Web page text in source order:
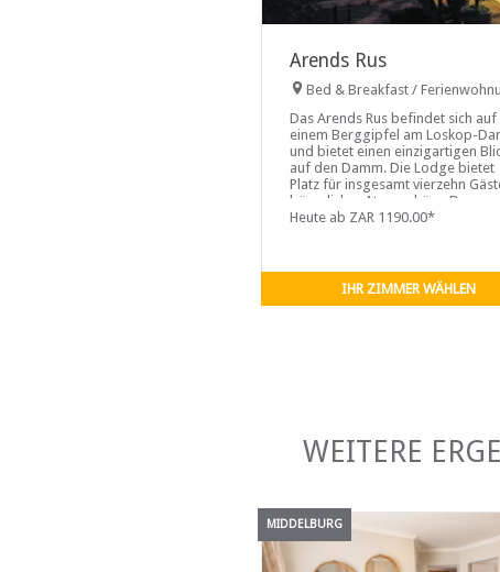
Arends Rus
Bed & Breakfast /
Das Arends Rus befindet sich auf
einem Berggipfel am Loskop-
und bietet einen einzigartigen
auf den Damm. Die Lodge bietet
Platz für insgesamt vierzehn
bäuerlicher Atmosphäre. Der
Loskop-Damm ist eine
Nelspruit und den umliegenden
Heute ab ZAR 1190.00*
IHR ZIMMER WÄHLEN
WEITERE
MIDDELBURG